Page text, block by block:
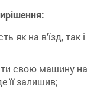
як на в’їзд, так і
свою машину на
її залишив;